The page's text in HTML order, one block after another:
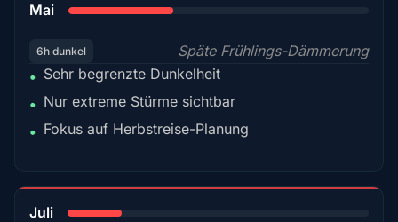
Mai
6h dunkel
Späte Frühlings-Dämmerung
• Sehr begrenzte Dunkelheit
• Nur extreme Stürme sichtbar
• Fokus auf Herbstreise-Planung
Juli